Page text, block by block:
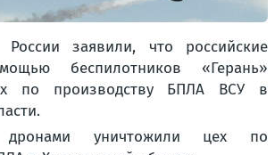
заявили, что российские
беспилотников «Герань»
по производству БПЛА ВСУ в